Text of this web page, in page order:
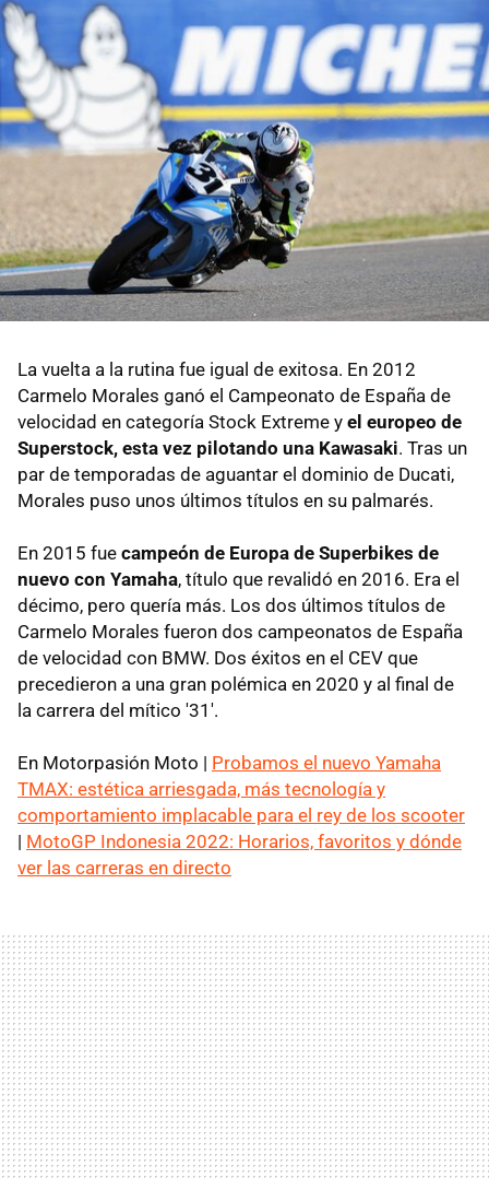
La vuelta a la rutina fue igual de exitosa. En 2012
Carmelo Morales ganó el Campeonato de España de
velocidad en categoría Stock Extreme y el europeo de
Superstock, esta vez pilotando una Kawasaki. Tras un
par de temporadas de aguantar el dominio de Ducati,
Morales puso unos últimos títulos en su palmarés.
En 2015 fue campeón de Europa de Superbikes de
nuevo con Yamaha, título que revalidó en 2016. Era el
décimo, pero quería más. Los dos últimos títulos de
Carmelo Morales fueron dos campeonatos de España
de velocidad con BMW. Dos éxitos en el CEV que
precedieron a una gran polémica en 2020 y al final de
la carrera del mítico '31'.
En Motorpasión Moto | Probamos el nuevo Yamaha
TMAX: estética arriesgada, más tecnología y
comportamiento implacable para el rey de los scooter
| MotoGP Indonesia 2022: Horarios, favoritos y dónde
ver las carreras en directo